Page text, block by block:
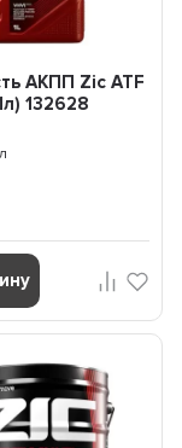
АКПП Zic ATF
132628